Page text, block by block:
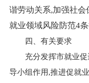
谐劳动关系,加强社
就业领域风险防范4条
四、有关要求
充分发挥市就业促
导小组作用,推进促就